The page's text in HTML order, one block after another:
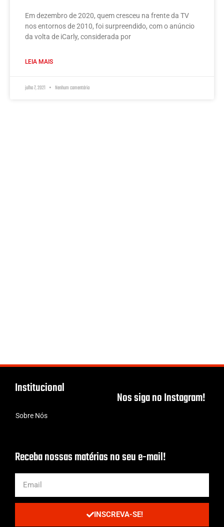
Em dezembro de 2020, quem cresceu na frente da TV
nos entornos de 2010, foi surpreendido, com o anúncio
da volta de iCarly, considerada por
LEIA MAIS
julho 7, 2021 Nenhum comentário
Institucional
Sobre Nós
Nos siga no Instagram!
Receba nossas matérias no seu e-mail!
INSCREVA-SE!